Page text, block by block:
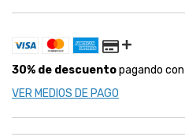
30% de descuentopagando
VER MEDIOS DE PAGO